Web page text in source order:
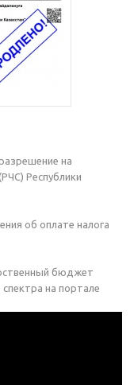
на
Республики
об оплате налога
бюджет
на портале